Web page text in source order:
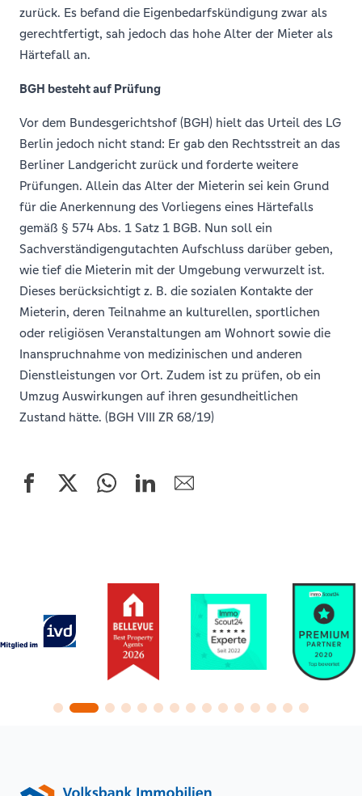
zurück. Es befand die Eigenbedarfskündigung zwar als
gerechtfertigt, sah jedoch das hohe Alter der Mieter als
Härtefall an.
BGH besteht auf Prüfung
Vor dem Bundesgerichtshof (BGH) hielt das Urteil des LG
Berlin jedoch nicht stand: Er gab den Rechtsstreit an das
Berliner Landgericht zurück und forderte weitere
Prüfungen. Allein das Alter der Mieterin sei kein Grund
für die Anerkennung des Vorliegens eines Härtefalls
gemäß § 574 Abs. 1 Satz 1 BGB. Nun soll ein
Sachverständigengutachten Aufschluss darüber geben,
wie tief die Mieterin mit der Umgebung verwurzelt ist.
Dieses berücksichtigt z. B. die sozialen Kontakte der
Mieterin, deren Teilnahme an kulturellen, sportlichen
oder religiösen Veranstaltungen am Wohnort sowie die
Inanspruchnahme von medizinischen und anderen
Dienstleistungen vor Ort. Zudem ist zu prüfen, ob ein
Umzug Auswirkungen auf ihren gesundheitlichen
Zustand hätte. (BGH VIII ZR 68/19)